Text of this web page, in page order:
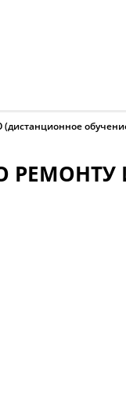
(дистанционное